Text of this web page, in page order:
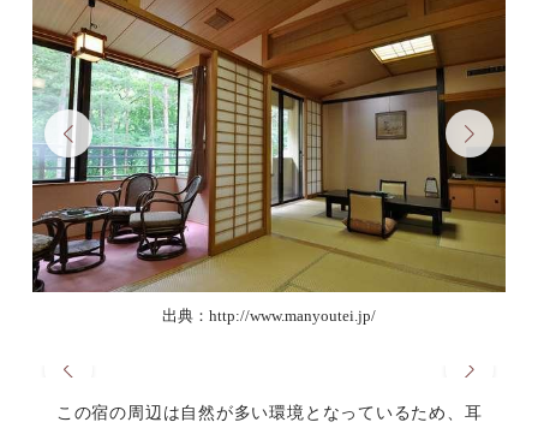
出典：http://www.manyoutei.jp/
この宿の周辺は自然が多い環境となっているため、耳